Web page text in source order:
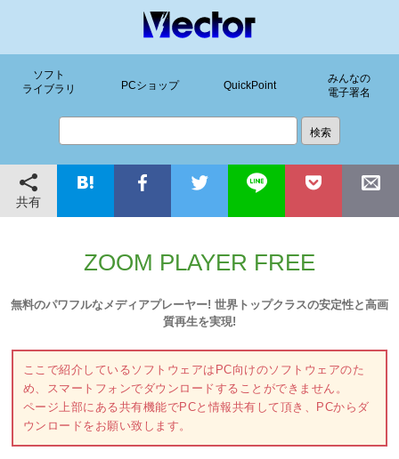
ソフト
ライブラリ
PCショップ QuickPoint
みんなの
電子署名
共有
ZOOM PLAYER FREE
無料のパワフルなメディアプレーヤー! 世界トップクラスの安定性と高画
質再生を実現!
ここで紹介しているソフトウェアはPC向けのソフトウェアのた
め、スマートフォンでダウンロードすることができません。
ページ上部にある共有機能でPCと情報共有して頂き、PCからダ
ウンロードをお願い致します。